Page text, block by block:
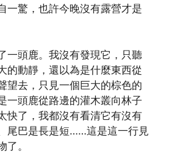
驚，也許今晚沒有露營才是
一頭鹿。我沒有發現它，只聽
的動靜，還以為是什麼東西從
望去，只見一個巨大的棕色的
一頭鹿從路邊的灌木叢向林子
快了，我都沒有看清它有沒有
尾巴是長是短……這是這一行見
了。